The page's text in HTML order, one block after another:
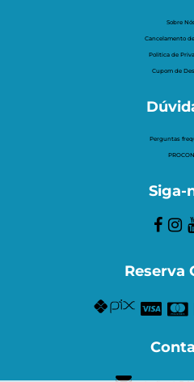
Sobre
Cancelamento
Politica de
Cupom de
Perguntas
PROCON
Siga-
Reserva